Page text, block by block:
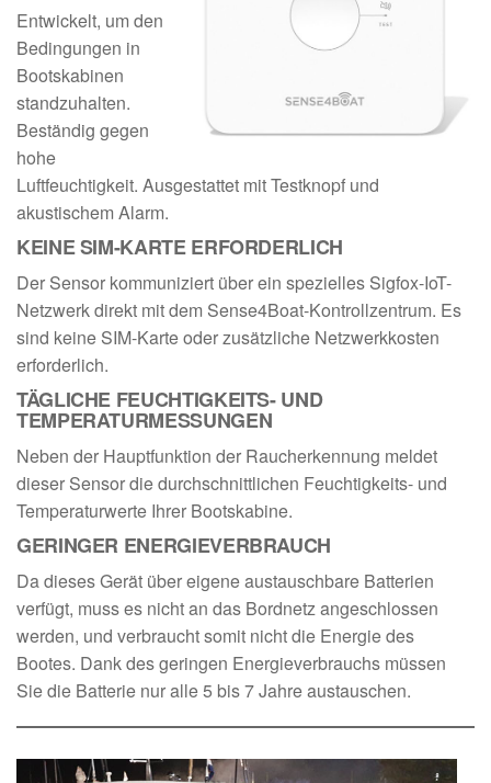
Entwickelt, um den
Bedingungen in
Bootskabinen
standzuhalten.
Beständig gegen
hohe
Luftfeuchtigkeit. Ausgestattet mit Testknopf und
akustischem Alarm.
KEINE SIM-KARTE ERFORDERLICH
Der Sensor kommuniziert über ein spezielles Sigfox-IoT-
Netzwerk direkt mit dem Sense4Boat-Kontrollzentrum. Es
sind keine SIM-Karte oder zusätzliche Netzwerkkosten
erforderlich.
TÄGLICHE FEUCHTIGKEITS- UND
TEMPERATURMESSUNGEN
Neben der Hauptfunktion der Raucherkennung meldet
dieser Sensor die durchschnittlichen Feuchtigkeits- und
Temperaturwerte Ihrer Bootskabine.
GERINGER ENERGIEVERBRAUCH
Da dieses Gerät über eigene austauschbare Batterien
verfügt, muss es nicht an das Bordnetz angeschlossen
werden, und verbraucht somit nicht die Energie des
Bootes. Dank des geringen Energieverbrauchs müssen
Sie die Batterie nur alle 5 bis 7 Jahre austauschen.